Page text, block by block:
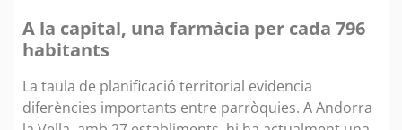
A la capital, una farmàcia per cada 796
habitants
La taula de planificació territorial evidencia
diferències importants entre parròquies. A Andorra